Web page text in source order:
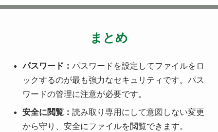
まとめ
パスワード：パスワードを設定してファイルをロ
ックするのが最も強力なセキュリティです。パス
ワードの管理に注意が必要です。
安全に閲覧：読み取り専用にして意図しない変更
から守り、安全にファイルを閲覧できます。